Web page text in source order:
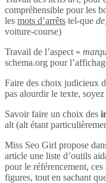
compréhensible pour les
les mots d’arrêts tel-que
voiture-course)
Travail de l’aspect «
schema.org pour
Faire des choix judicieux
pas alourdir le texte,
Savoir faire un choix des
alt (alt étant
Miss Seo Girl propose
article une liste d’outils
pour le référencement,
figures, tout en sachant